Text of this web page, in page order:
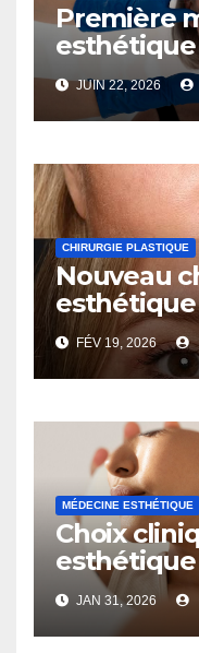
Première
esthétique
JUIN 22, 2026
CHIRURGIE PLASTIQUE
Nouveau
esthétique
FÉV 19, 2026
MÉDECINE ESTHÉTIQUE
Choix
esthétique
JAN 31, 2026